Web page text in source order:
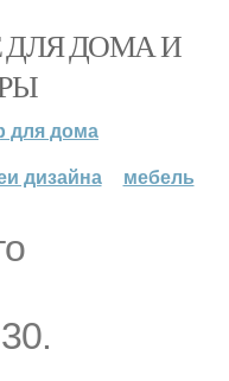
ДЛЯ ДОМА И
для дома
дизайна мебель